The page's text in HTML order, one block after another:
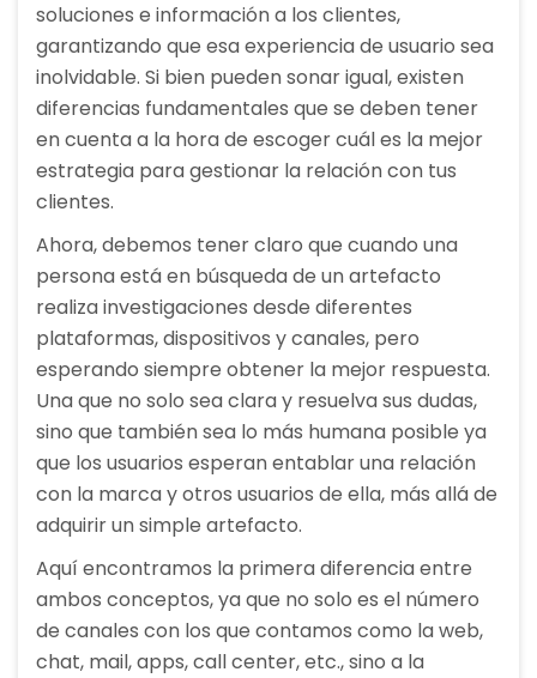
soluciones e información a los clientes,
garantizando que esa experiencia de usuario sea
inolvidable. Si bien pueden sonar igual, existen
diferencias fundamentales que se deben tener
en cuenta a la hora de escoger cuál es la mejor
estrategia para gestionar la relación con tus
clientes.
Ahora, debemos tener claro que cuando una
persona está en búsqueda de un artefacto
realiza investigaciones desde diferentes
plataformas, dispositivos y canales, pero
esperando siempre obtener la mejor respuesta.
Una que no solo sea clara y resuelva sus dudas,
sino que también sea lo más humana posible ya
que los usuarios esperan entablar una relación
con la marca y otros usuarios de ella, más allá de
adquirir un simple artefacto.
Aquí encontramos la primera diferencia entre
ambos conceptos, ya que no solo es el número
de canales con los que contamos como la web,
chat, mail, apps, call center, etc., sino a la